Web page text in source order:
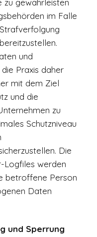
zu gewährleisten
im Falle
und
Praxis daher
mit dem Ziel
und die
zu
Schutzniveau
Die
Logfiles werden
betroffene Person
Daten
und Sperrung